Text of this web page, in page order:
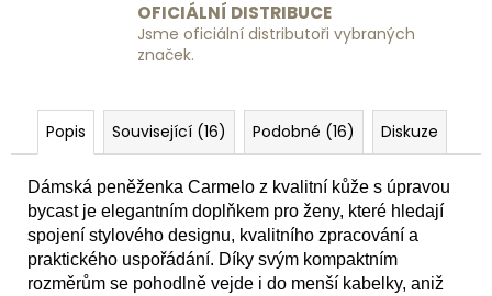
OFICIÁLNÍ DISTRIBUCE
Jsme oficiální distributoři vybraných
značek.
Popis Související (16) Podobné (16) Diskuze
Dámská peněženka Carmelo z kvalitní kůže s úpravou
bycast je elegantním doplňkem pro ženy, které hledají
spojení stylového designu, kvalitního zpracování a
praktického uspořádání. Díky svým kompaktním
rozměrům se pohodlně vejde i do menší kabelky, aniž